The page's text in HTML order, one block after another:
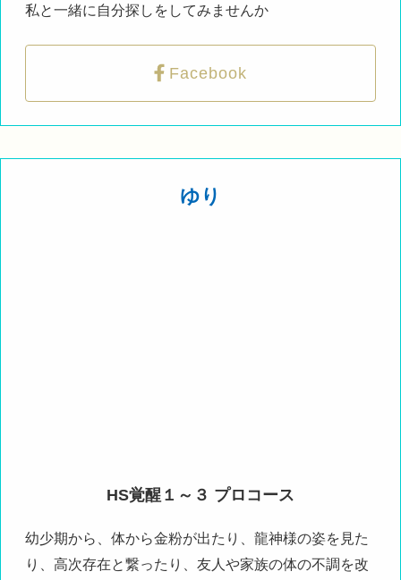
私と一緒に自分探しをしてみませんか
Facebook
ゆり
HS覚醒１～３ プロコース
幼少期から、体から金粉が出たり、龍神様の姿を見た
り、高次存在と繋ったり、友人や家族の体の不調を改